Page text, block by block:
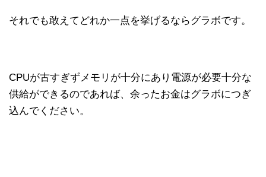
それでも敢えてどれか一点を挙げるならグラボです。
CPUが古すぎずメモリが十分にあり電源が必要十分な
供給ができるのであれば、余ったお金はグラボにつぎ
込んでください。